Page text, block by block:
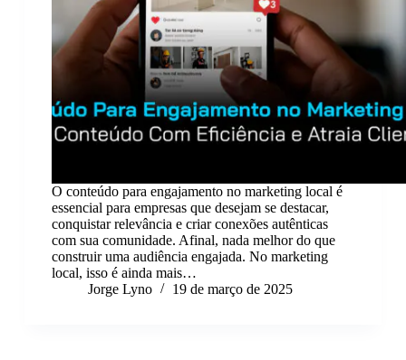
O conteúdo para engajamento no marketing local é
essencial para empresas que desejam se destacar,
conquistar relevância e criar conexões autênticas
com sua comunidade. Afinal, nada melhor do que
construir uma audiência engajada. No marketing
local, isso é ainda mais…
Jorge Lyno
19 de março de 2025